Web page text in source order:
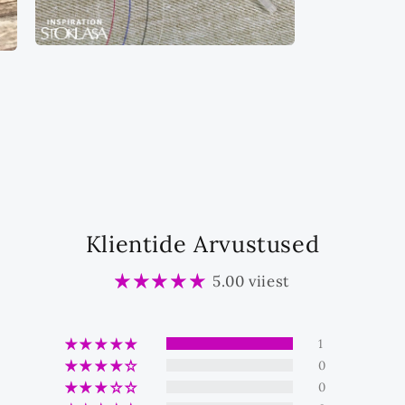
Klientide Arvustused
5.00 viiest
1
0
0